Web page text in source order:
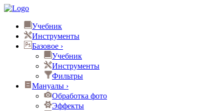
Учебник
Инструменты
Базовое ›
Учебник
Инструменты
Фильтры
Мануалы ›
Обработка фото
Эффекты